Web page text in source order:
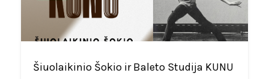
Šiuolaikinio Šokio ir Baleto Studija KUNU